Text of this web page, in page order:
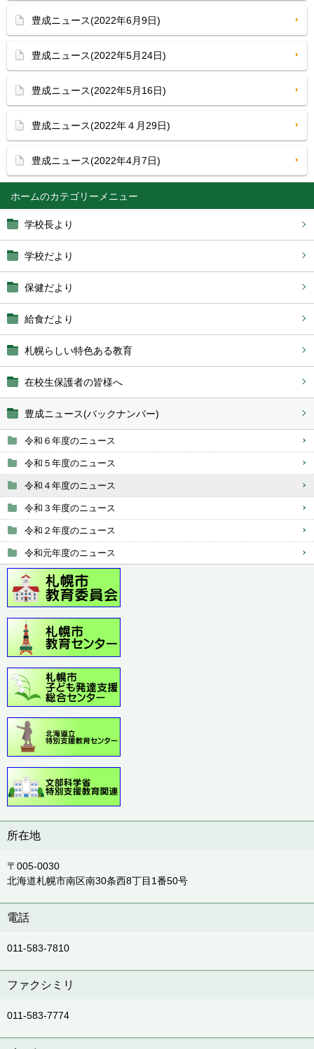
ホーム
学校長より
学校だより
保健だより
給食だより
札幌らしい特色ある教育
在校生保護者の皆様へ
豊成ニュース(バックナンバー)
令和６年度のニュース
令和５年度のニュース
令和４年度のニュース
令和３年度のニュース
令和２年度のニュース
令和元年度のニュース
所在地
〒005-0030
北海道札幌市南区南30条西8丁目1番50号
電話
011-583-7810
ファクシミリ
011-583-7774
豊成ニュース(2022年6月9日)
豊成ニュース(2022年5月24日)
豊成ニュース(2022年5月16日)
豊成ニュース(2022年４月29日)
豊成ニュース(2022年4月7日)